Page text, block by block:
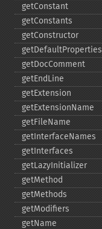
getConstant
getConstants
getConstructor
getDefaultProperties
getDocComment
getEndLine
getExtension
getExtensionName
getFileName
getInterfaceNames
getInterfaces
getLazyInitializer
getMethod
getMethods
getModifiers
getName